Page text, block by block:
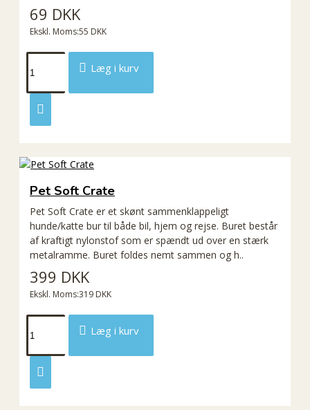
69 DKK
Ekskl. Moms:55 DKK
Læg i kurv
Pet Soft Crate
Pet Soft Crate er et skønt sammenklappeligt
hunde/katte bur til både bil, hjem og rejse. Buret består
af kraftigt nylonstof som er spændt ud over en stærk
metalramme. Buret foldes nemt sammen og h..
399 DKK
Ekskl. Moms:319 DKK
Læg i kurv